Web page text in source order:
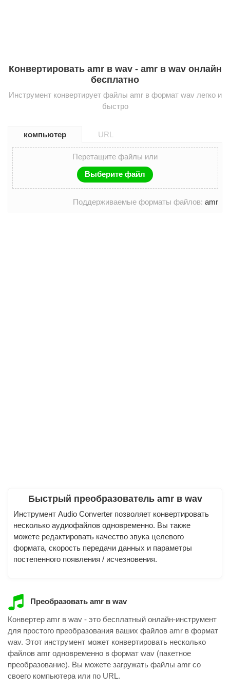
Конвертировать amr в wav - amr в wav онлайн
бесплатно
Инструмент конвертирует файлы amr в формат wav легко и
быстро
компьютер URL
Перетащите файлы или
Выберите файл
Поддерживаемые форматы файлов: amr
Быстрый преобразователь amr в wav
Инструмент Audio Converter позволяет конвертировать
несколько аудиофайлов одновременно. Вы также
можете редактировать качество звука целевого
формата, скорость передачи данных и параметры
постепенного появления / исчезновения.
Преобразовать amr в wav
Конвертер amr в wav - это бесплатный онлайн-инструмент
для простого преобразования ваших файлов amr в формат
wav. Этот инструмент может конвертировать несколько
файлов amr одновременно в формат wav (пакетное
преобразование). Вы можете загружать файлы amr со
своего компьютера или по URL.